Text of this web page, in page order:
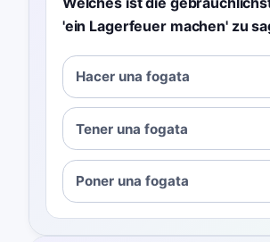
'ein Lagerfeuer machen' zu
Hacer una fogata
Tener una fogata
Poner una fogata